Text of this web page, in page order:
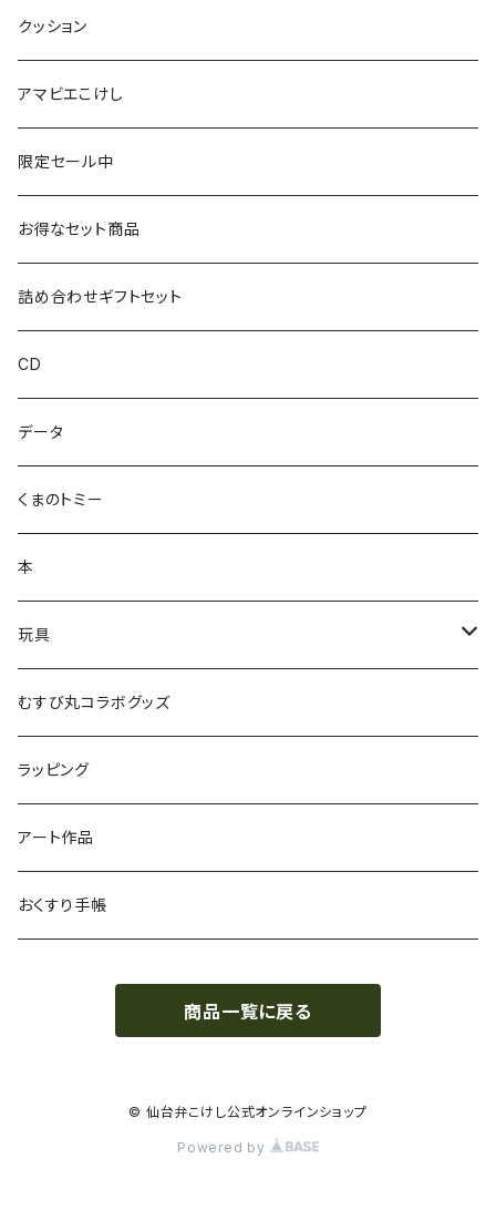
やじろうちゃん
ばんつぁん
ズンダリアンシリーズ
コケゾン
ノート
メモ帳
クリアファイル
フォトフレーム
クッション
アマビエこけし
限定セール中
お得なセット商品
詰め合わせギフトセット
CD
データ
くまのトミー
本
玩具
かるた
むすび丸コラボグッズ
ラッピング
アート作品
おくすり手帳
商品一覧に戻る
© 仙台弁こけし公式オンラインショップ
Powered by